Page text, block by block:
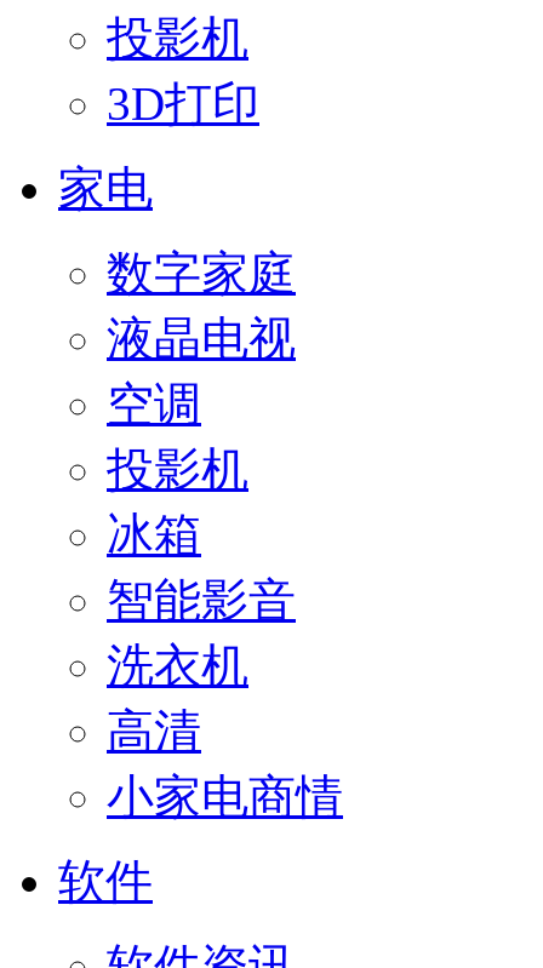
投影机
3D打印
家电
数字家庭
液晶电视
空调
投影机
冰箱
智能影音
洗衣机
高清
小家电商情
软件